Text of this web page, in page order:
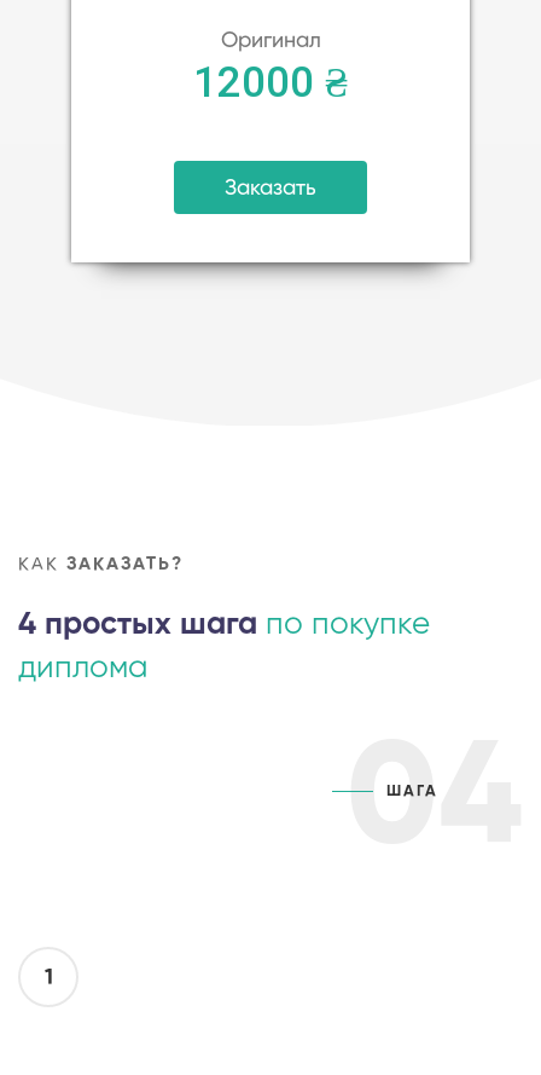
Оригинал
12000 ₴
Заказать
КАК ЗАКАЗАТЬ?
4 простых шага по покупке
диплома
04
ШАГА
1